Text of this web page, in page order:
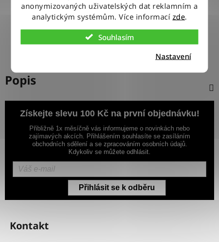
anonymizovaných uživatelských dat reklamním a
analytickým systémům. Více informací zde.
Souhlasím
Nastavení
VÝMĚNA ZBOŽÍ ZDARMA
Nevyhovující zboží zdarma vyměníme do 14 dnů od jeho
Popis
Získejte slevu 100 Kč na první objednávku!
Přibližně 1x měsíčně vás informujeme o novinkách nebo
zajímavých akcích. Přihlášením souhlasíte se zasíláním
obchodních sdělení a se zpracováním osobních údajů.
Kdykoliv se můžete odhlásit.
Přihlásit se k odběru
Z
Kontakt